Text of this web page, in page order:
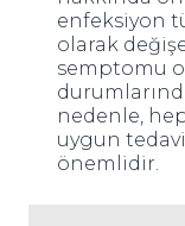
enfeksiyon
olarak
semptomu
nedenle,
uygun
önemlidir.